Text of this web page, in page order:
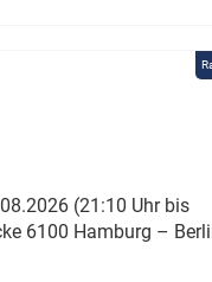
(21:10 Uhr bis
6100 Hamburg –